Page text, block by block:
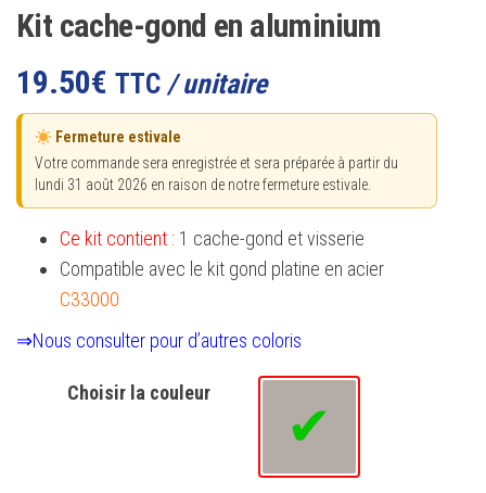
Kit cache-gond en aluminium
19.50€ TTC / unitaire
Fermeture estivale
Votre commande sera enregistrée et sera préparée à partir du
lundi 31 août 2026 en raison de notre fermeture estivale.
Ce kit contient : 1 cache-gond et visserie
Compatible avec le kit gond platine en acier
C33000
⇒Nous consulter pour d’autres coloris
Choisir la couleur